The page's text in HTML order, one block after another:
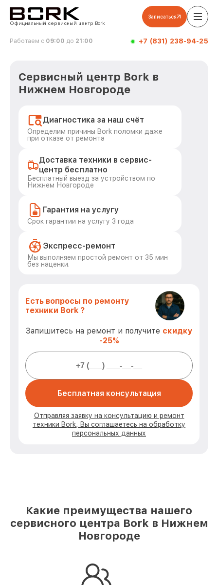
Официальный сервисный центр Bork
Записаться
Работаем с 09:00 до 21:00 +7 (831) 238-94-25
Сервисный центр Bork в
Нижнем Новгороде
Диагностика за наш счёт
Определим причины Bork поломки даже
при отказе от ремонта
Доставка техники в сервис-
центр бесплатно
Бесплатный выезд за устройством по
Нижнем Новгороде
Гарантия на услугу
Срок гарантии на услугу 3 года
Экспресс-ремонт
Мы выполняем простой ремонт от 35 мин
без наценки.
Есть вопросы по ремонту
техники Bork ?
Запишитесь на ремонт и получите скидку
-25%
Бесплатная консультация
Отправляя заявку на консультацию и ремонт
техники Bork, Вы соглашаетесь на обработку
персональных данных
Какие преимущества нашего
сервисного центра Bork в Нижнем
Новгороде